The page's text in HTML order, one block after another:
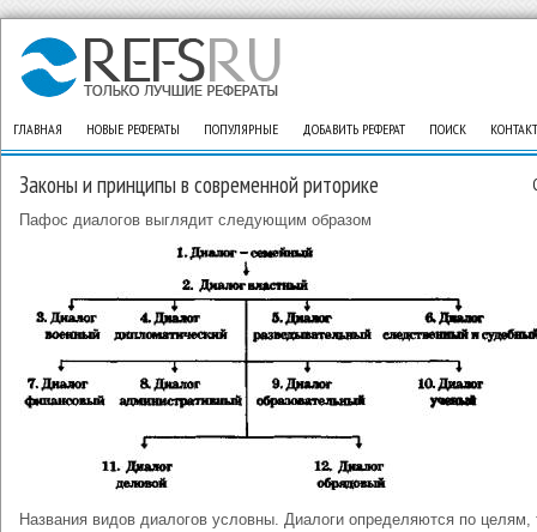
ГЛАВНАЯ НОВЫЕ РЕФЕРАТЫ ПОПУЛЯРНЫЕ ДОБАВИТЬ РЕФЕРАТ ПОИСК
Законы и принципы в современной риторике
Пафос диалогов выглядит следующим образом
Названия видов диалогов условны. Диалоги определяются по целям,